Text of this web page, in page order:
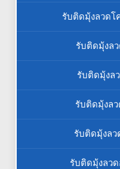
รับติดมุ้งลวดโ
รับติดมุ้งล
รับติดมุ้งล
รับติดมุ้งล
รับติดมุ้งลว
รับติดมุ้งลว